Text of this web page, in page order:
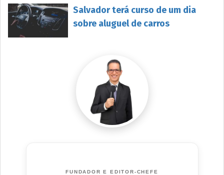
Salvador terá curso de um dia
sobre aluguel de carros
FUNDADOR E EDITOR-CHEFE